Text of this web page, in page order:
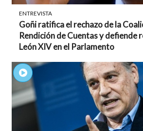
ENTREVISTA
Goñi ratifica el rechazo de la
Rendición de Cuentas y defiende
León XIV en el Parlamento